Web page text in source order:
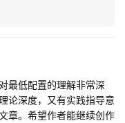
最低配置的理解非常深
论深度，又有实践指导意
章。希望作者能继续创作